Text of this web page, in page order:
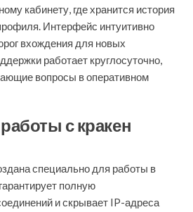
кабинету, где хранится история
Интерфейс интуитивно
вхождения для новых
работает круглосуточно,
вопросы в оперативном
с кракен
специально для работы в
полную
и скрывает IP-адреса